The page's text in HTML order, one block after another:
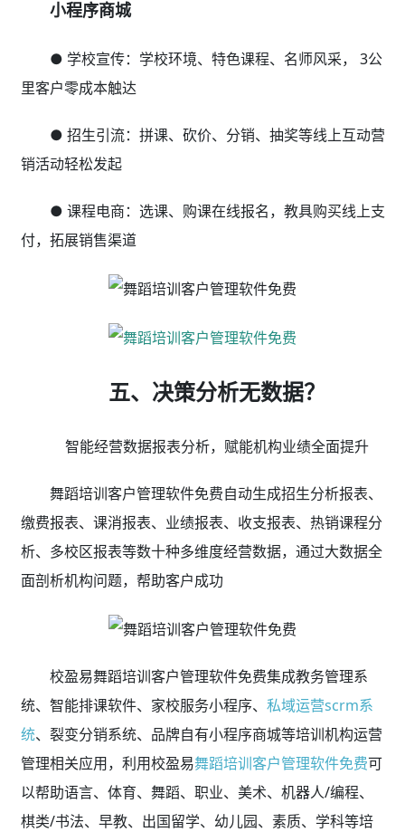
小程序商城
● 学校宣传：学校环境、特色课程、名师风采， 3公
里客户零成本触达
● 招生引流：拼课、砍价、分销、抽奖等线上互动营
销活动轻松发起
● 课程电商：选课、购课在线报名，教具购买线上支
付，拓展销售渠道
五、决策分析无数据？
智能经营数据报表分析，赋能机构业绩全面提升
舞蹈培训客户管理软件免费自动生成招生分析报表、
缴费报表、课消报表、业绩报表、收支报表、热销课程分
析、多校区报表等数十种多维度经营数据，通过大数据全
面剖析机构问题，帮助客户成功
校盈易舞蹈培训客户管理软件免费集成教务管理系
统、智能排课软件、家校服务小程序、 私域运营scrm系
统、裂变分销系统、品牌自有小程序商城等培训机构运营
管理相关应用，利用校盈易舞蹈培训客户管理软件免费可
以帮助语言、体育、舞蹈、职业、美术、机器人/编程、
棋类/书法、早教、出国留学、幼儿园、素质、学科等培